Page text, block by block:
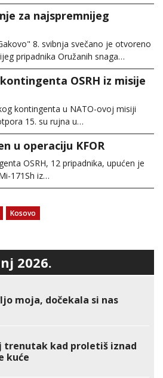
za najspremnijeg
8. svibnja svečano je otvoreno
pripadnika Oružanih snaga…
OSRH iz misije
kontingenta u NATO-ovoj misiji
15. su rujna u…
u operaciju KFOR
OSRH, 12 pripadnika, upućen je
171Sh iz…
Kosovo
2026.
moja, dočekala si nas
trenutak kad proletiš iznad
kuće